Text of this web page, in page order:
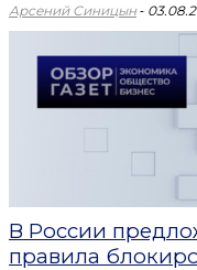
Арсений Синицын -
В России
правила